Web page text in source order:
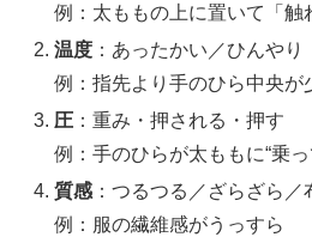
例：太ももの上に置いて「触
温度 ：あったかい／ひんやり
例：指先より手のひら中央が
圧 ：重み・押される・押す
例：手のひらが太ももに“乗
質感 ：つるつる／ざらざら／
例：服の繊維感がうっすら